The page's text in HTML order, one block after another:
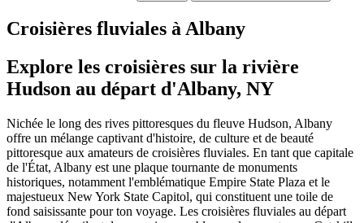
Croisières fluviales à Albany
Explore les croisières sur la rivière
Hudson au départ d'Albany, NY
Nichée le long des rives pittoresques du fleuve Hudson, Albany
offre un mélange captivant d'histoire, de culture et de beauté
pittoresque aux amateurs de croisières fluviales. En tant que capitale
de l'État, Albany est une plaque tournante de monuments
historiques, notamment l'emblématique Empire State Plaza et le
majestueux New York State Capitol, qui constituent une toile de
fond saisissante pour ton voyage. Les croisières fluviales au départ